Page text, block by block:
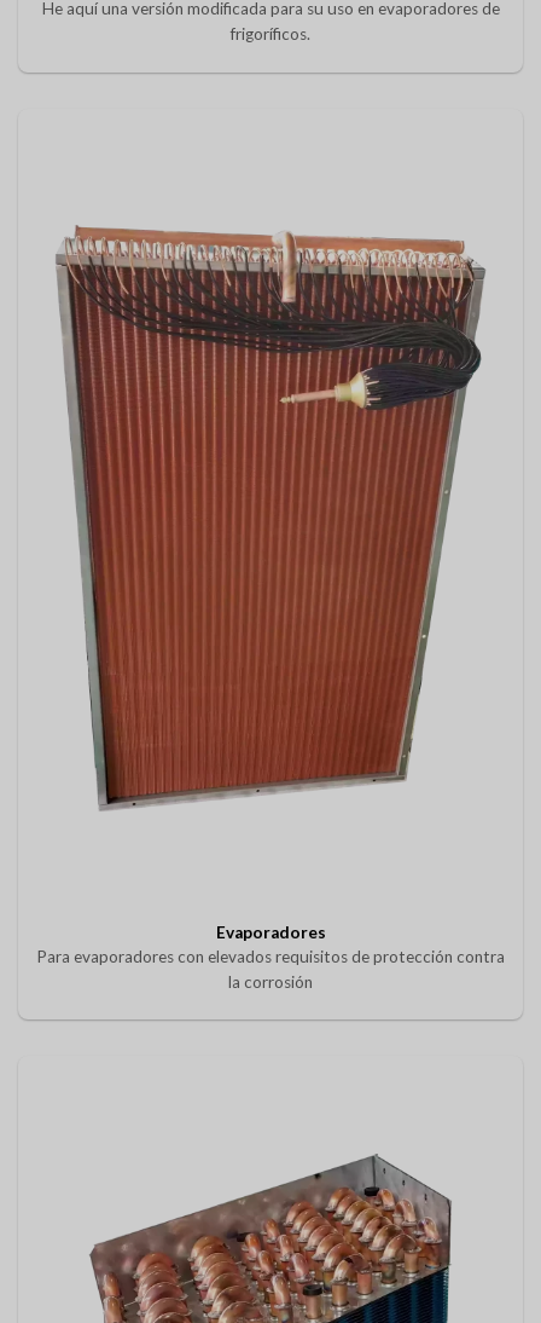
He aquí una versión modificada para su uso en evaporadores de
frigoríficos.
Evaporadores
Para evaporadores con elevados requisitos de protección contra
la corrosión